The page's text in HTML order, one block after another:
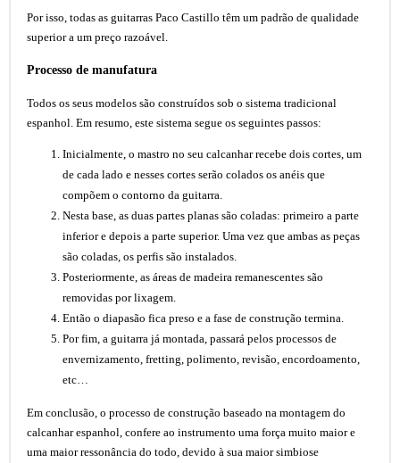
Por isso, todas as guitarras Paco Castillo têm um padrão de qualidade
superior a um preço razoável.
Processo de manufatura
Todos os seus modelos são construídos sob o sistema tradicional
espanhol. Em resumo, este sistema segue os seguintes passos:
Inicialmente, o mastro no seu calcanhar recebe dois cortes, um
de cada lado e nesses cortes serão colados os anéis que
compõem o contorno da guitarra.
Nesta base, as duas partes planas são coladas: primeiro a parte
inferior e depois a parte superior. Uma vez que ambas as peças
são coladas, os perfis são instalados.
Posteriormente, as áreas de madeira remanescentes são
removidas por lixagem.
Então o diapasão fica preso e a fase de construção termina.
Por fim, a guitarra já montada, passará pelos processos de
envernizamento, fretting, polimento, revisão, encordoamento,
etc…
Em conclusão, o processo de construção baseado na montagem do
calcanhar espanhol, confere ao instrumento uma força muito maior e
uma maior ressonância do todo, devido à sua maior simbiose